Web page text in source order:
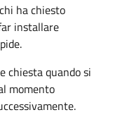
ha chiesto
installare
chiesta quando si
momento